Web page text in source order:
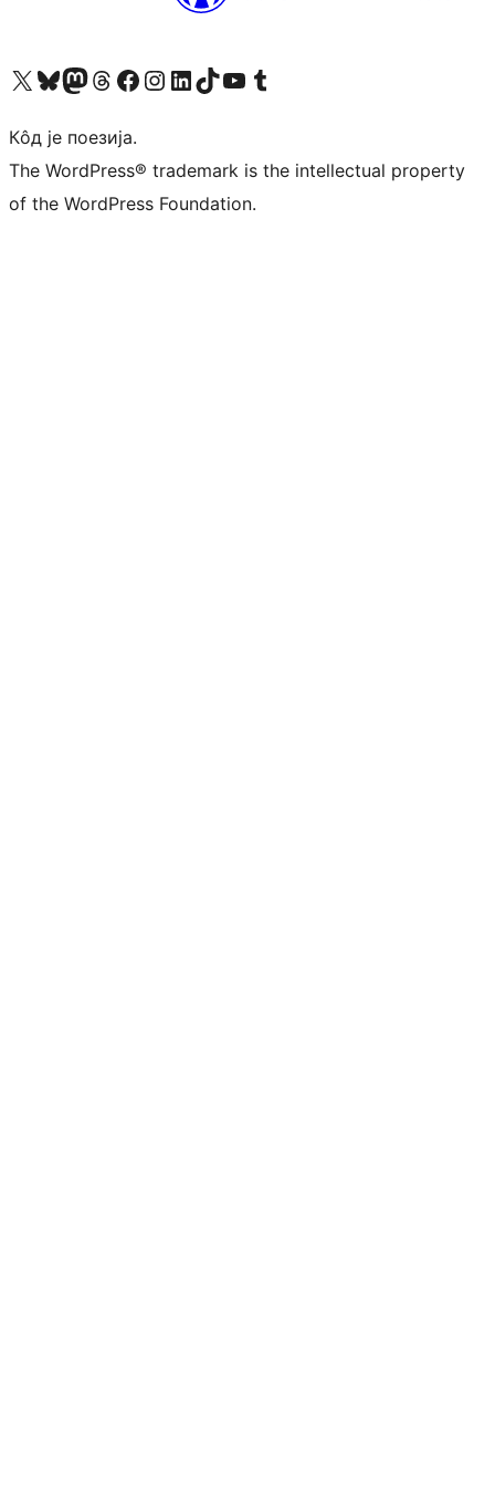
Visit our X (formerly Twitter) account
Посетите наш Bluesky налог
Visit our Mastodon account
Посетите наш налог на Threads-у Visit our Facebook page
Посетите наш Инстаграм налог
Visit our LinkedIn account
Посетите наш TikTok налог
Visit our YouTube channel
Посетите наш Tumblr налог
Кôд је поезија.
The WordPress® trademark is the intellectual property
of the WordPress Foundation.